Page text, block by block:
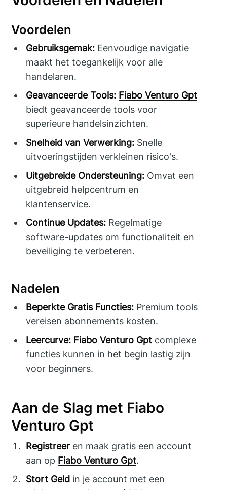
Voordelen
Gebruiksgemak: Eenvoudige navigatie
maakt het toegankelijk voor alle
handelaren.
Geavanceerde Tools: Fiabo Venturo Gpt
biedt geavanceerde tools voor
superieure handelsinzichten.
Snelheid van Verwerking: Snelle
uitvoeringstijden verkleinen risico's.
Uitgebreide Ondersteuning: Omvat een
uitgebreid helpcentrum en
klantenservice.
Continue Updates: Regelmatige
software-updates om functionaliteit en
beveiliging te verbeteren.
Nadelen
Beperkte Gratis Functies: Premium tools
vereisen abonnements kosten.
Leercurve: Fiabo Venturo Gpt complexe
functies kunnen in het begin lastig zijn
voor beginners.
Aan de Slag met Fiabo
Venturo Gpt
Registreer en maak gratis een account
aan op Fiabo Venturo Gpt.
Stort Geld in je account met een